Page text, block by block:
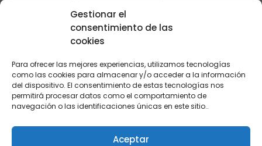
Gestionar el
consentimiento de las
cookies
Para ofrecer las mejores experiencias, utilizamos tecnologías
como las cookies para almacenar y/o acceder a la información
del dispositivo. El consentimiento de estas tecnologías nos
permitirá procesar datos como el comportamiento de
navegación o las identificaciones únicas en este sitio..
Aceptar
entidades son las encargadas de compartir la
información específica para los habitantes de
su municipio.